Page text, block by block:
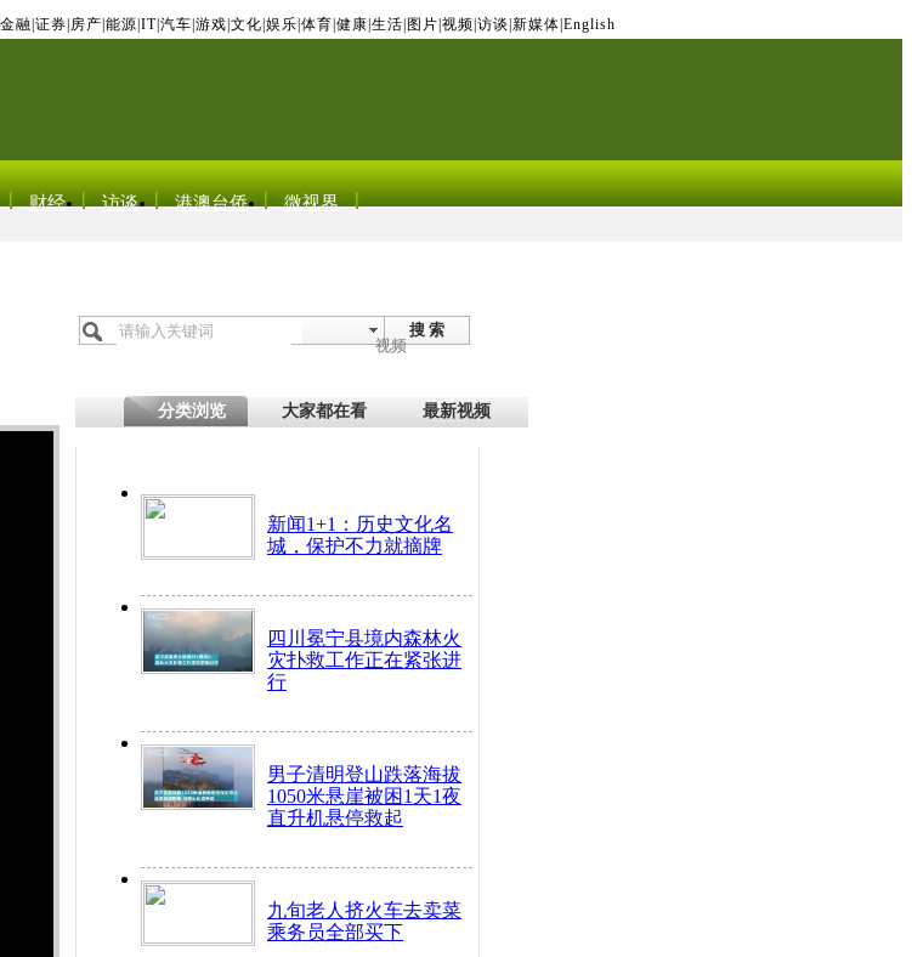
金融 证券 房产 能源 IT| 汽车 游戏 文化 娱乐 体育 健康 生活 图片 视频 访谈 新媒体 English
财经 访谈 港澳台侨 微视界
搜 索
视频
分类浏览 大家都在看 最新视频
新闻1+1：历史文化名
城，保护不力就摘牌
四川冕宁县境内森林火
灾扑救工作正在紧张进
行
男子清明登山跌落海拔
1050米悬崖被困1天1夜
直升机悬停救起
九旬老人挤火车去卖菜
乘务员全部买下